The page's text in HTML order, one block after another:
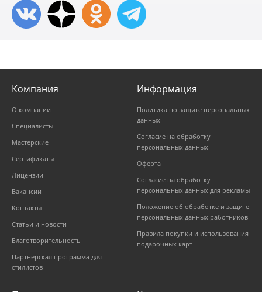
Компания
О компании
Специалисты
Мастерские
Сертификаты
Лицензии
Вакансии
Контакты
Статьи и новости
Благотворительность
Партнерская программа для
стилистов
Информация
Политика по защите персональных
данных
Согласие на обработку
персональных данных
Оферта
Согласие на обработку
персональных данных для рекламы
Положение об обработке и защите
персональных данных работников
Правила покупки и использования
подарочных карт